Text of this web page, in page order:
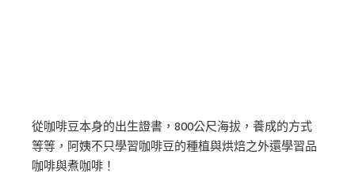
從咖啡豆本身的出生證書，800公尺海拔，養成的方式
等等，阿姨不只學習咖啡豆的種植與烘焙之外還學習品
咖啡與煮咖啡！